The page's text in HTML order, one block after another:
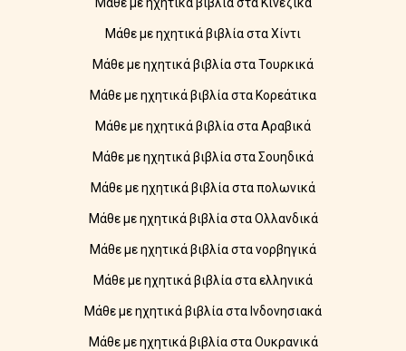
Μάθε με ηχητικά βιβλία στα Κινέζικα
Μάθε με ηχητικά βιβλία στα Χίντι
Μάθε με ηχητικά βιβλία στα Τουρκικά
Μάθε με ηχητικά βιβλία στα Κορεάτικα
Μάθε με ηχητικά βιβλία στα Αραβικά
Μάθε με ηχητικά βιβλία στα Σουηδικά
Μάθε με ηχητικά βιβλία στα πολωνικά
Μάθε με ηχητικά βιβλία στα Ολλανδικά
Μάθε με ηχητικά βιβλία στα νορβηγικά
Μάθε με ηχητικά βιβλία στα ελληνικά
Μάθε με ηχητικά βιβλία στα Ινδονησιακά
Μάθε με ηχητικά βιβλία στα Ουκρανικά